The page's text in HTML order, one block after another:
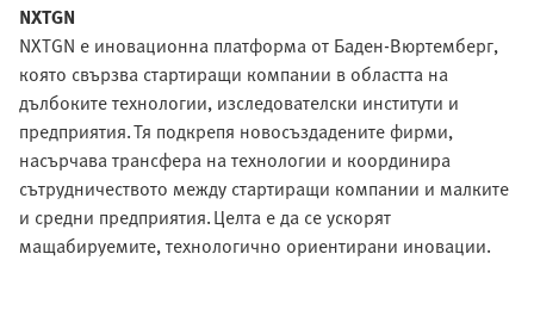
NXTGN
NXTGN е иновационна платформа от Баден-Вюртемберг,
която свързва стартиращи компании в областта на
дълбоките технологии, изследователски институти и
предприятия. Тя подкрепя новосъздадените фирми,
насърчава трансфера на технологии и координира
сътрудничеството между стартиращи компании и малките
и средни предприятия. Целта е да се ускорят
мащабируемите, технологично ориентирани иновации.